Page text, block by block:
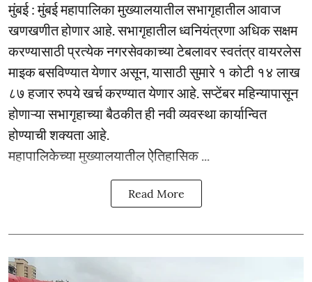
मुंबई : मुंबई महापालिका मुख्यालयातील सभागृहातील आवाज
खणखणीत होणार आहे. सभागृहातील ध्वनियंत्रणा अधिक सक्षम
करण्यासाठी प्रत्येक नगरसेवकाच्या टेबलावर स्वतंत्र वायरलेस
माइक बसविण्यात येणार असून, यासाठी सुमारे १ कोटी १४ लाख
८७ हजार रुपये खर्च करण्यात येणार आहे. सप्टेंबर महिन्यापासून
होणाऱ्या सभागृहाच्या बैठकीत ही नवी व्यवस्था कार्यान्वित
होण्याची शक्यता आहे.
महापालिकेच्या मुख्यालयातील ऐतिहासिक ...
Read More